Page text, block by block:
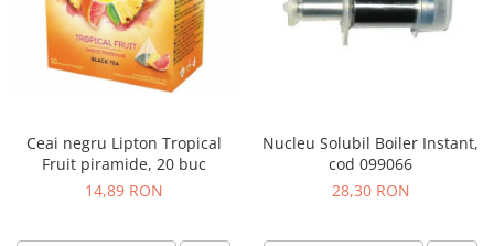
Ceai negru Lipton Tropical
Fruit piramide, 20 buc
14,89 RON
Nucleu Solubil Boiler Instant,
cod 099066
28,30 RON